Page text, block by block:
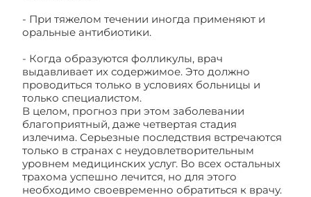
- При тяжелом течении иногда применяют и
оральные антибиотики.
- Когда образуются фолликулы, врач
выдавливает их содержимое. Это должно
проводиться только в условиях больницы и
только специалистом.
В целом, прогноз при этом заболевании
благоприятный, даже четвертая стадия
излечима. Серьезные последствия встречаются
только в странах с неудовлетворительным
уровнем медицинских услуг. Во всех остальных
трахома успешно лечится, но для этого
необходимо своевременно обратиться к врачу.